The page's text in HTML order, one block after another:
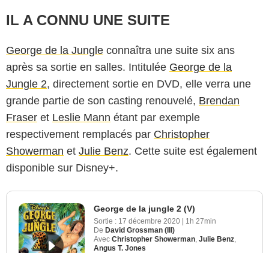
IL A CONNU UNE SUITE
George de la Jungle connaîtra une suite six ans
après sa sortie en salles. Intitulée George de la
Jungle 2, directement sortie en DVD, elle verra une
grande partie de son casting renouvelé, Brendan
Fraser et Leslie Mann étant par exemple
respectivement remplacés par Christopher
Showerman et Julie Benz. Cette suite est également
disponible sur Disney+.
George de la jungle 2 (V)
Sortie : 17 décembre 2020 | 1h 27min
De David Grossman (III)
Avec Christopher Showerman Julie Benz
Angus T. Jones